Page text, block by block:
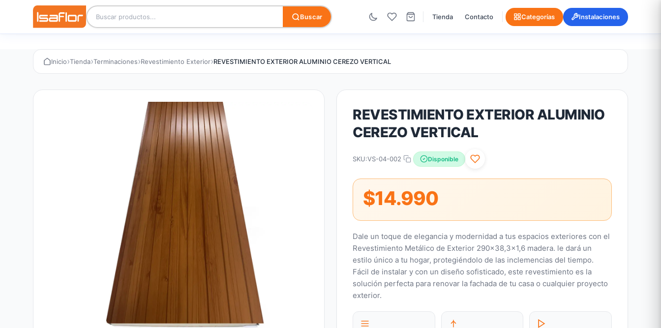
Buscar Tienda Contacto Categorías Instalaciones
Inicio›Tienda›Terminaciones›Revestimiento Exterior›REVESTIMIENTO EXTERIOR ALUMINIO CEREZO VERTICAL
REVESTIMIENTO EXTERIOR ALUMINIO
CEREZO VERTICAL
SKU:VS-04-002 Disponible
$14.990
Dale un toque de elegancia y modernidad a tus espacios exteriores con el
Revestimiento Metálico de Exterior 290x38,3x1,6 madera. le dará un
estilo único a tu hogar, protegiéndolo de las inclemencias del tiempo.
Fácil de instalar y con un diseño sofisticado, este revestimiento es la
solución perfecta para renovar la fachada de tu casa o cualquier proyecto
exterior.